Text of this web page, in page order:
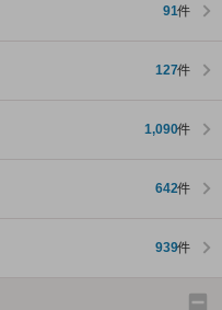
91件
127件
1,090件
642件
939件